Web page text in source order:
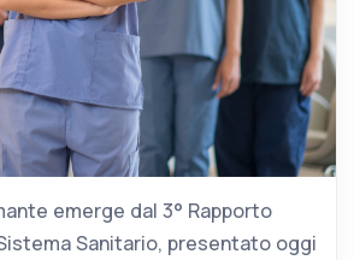
emerge dal 3° Rapporto
Sanitario, presentato oggi